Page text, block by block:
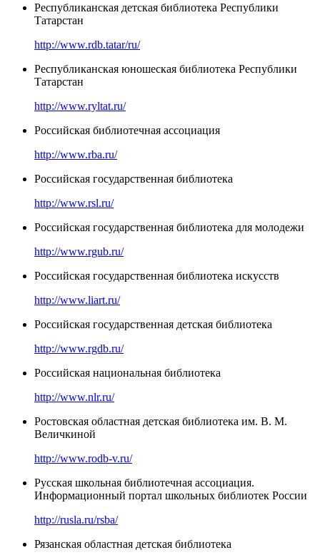
Республиканская детская библиотека Республики
Татарстан
http://www.rdb.tatar/ru/
Республиканская юношеская библиотека Республики
Татарстан
http://www.ryltat.ru/
Российская библиотечная ассоциация
http://www.rba.ru/
Российская государственная библиотека
http://www.rsl.ru/
Российская государственная библиотека для молодежи
http://www.rgub.ru/
Российская государственная библиотека искусств
http://www.liart.ru/
Российская государственная детская библиотека
http://www.rgdb.ru/
Российская национальная библиотека
http://www.nlr.ru/
Ростовская областная детская библиотека им. В. М.
Величкиной
http://www.rodb-v.ru/
Русская школьная библиотечная ассоциация.
Информационный портал школьных библиотек России
http://rusla.ru/rsba/
Рязанская областная детская библиотека